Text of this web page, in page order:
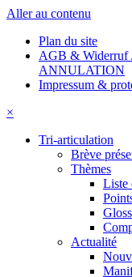
Aller au contenu
Plan du site
AGB &
ANNULATION
Impressum &
×
Tri-articulation
Brève
Thèmes
Liste
Actualité